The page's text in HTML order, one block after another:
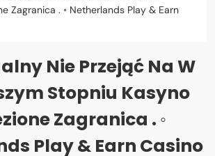
Zagranica . ◦ Netherlands Play & Earn
Nie Przejąć Na W
Stopniu Kasyno
Zagranica . ◦
Play & Earn Casino